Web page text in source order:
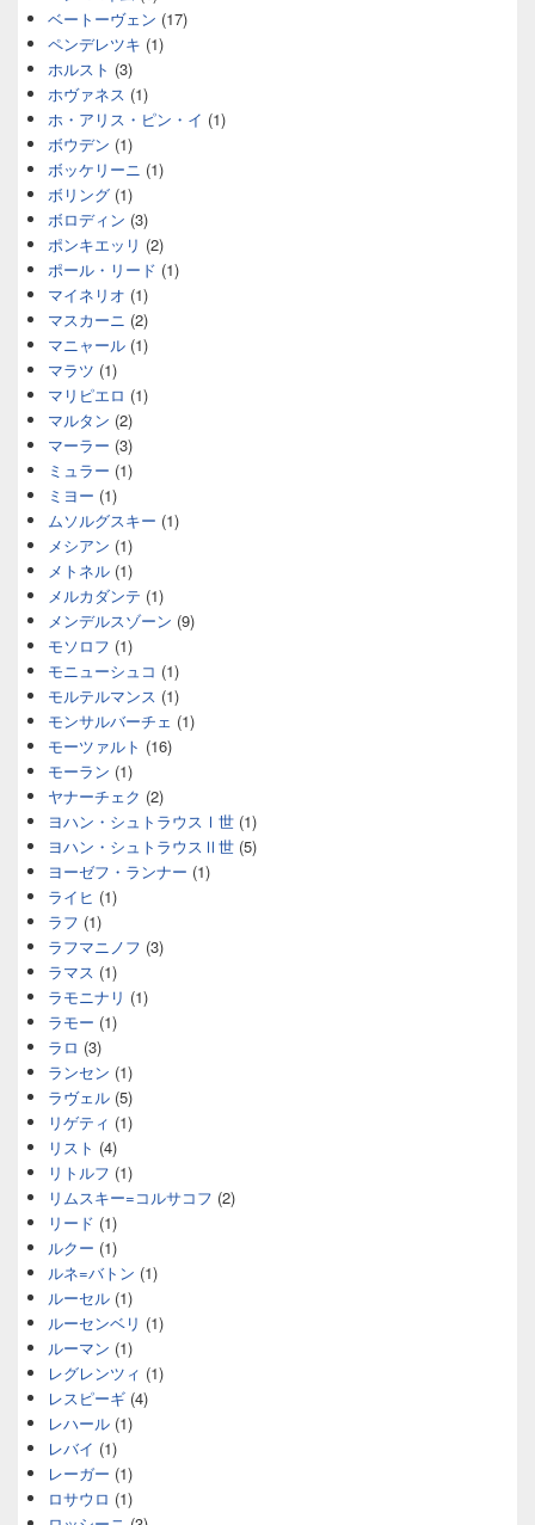
ベートーヴェン (17)
ペンデレツキ (1)
ホルスト (3)
ホヴァネス (1)
ホ・アリス・ピン・イ (1)
ボウデン (1)
ボッケリーニ (1)
ボリング (1)
ボロディン (3)
ポンキエッリ (2)
ポール・リード (1)
マイネリオ (1)
マスカーニ (2)
マニャール (1)
マラツ (1)
マリピエロ (1)
マルタン (2)
マーラー (3)
ミュラー (1)
ミヨー (1)
ムソルグスキー (1)
メシアン (1)
メトネル (1)
メルカダンテ (1)
メンデルスゾーン (9)
モソロフ (1)
モニューシュコ (1)
モルテルマンス (1)
モンサルバーチェ (1)
モーツァルト (16)
モーラン (1)
ヤナーチェク (2)
ヨハン・シュトラウスⅠ世 (1)
ヨハン・シュトラウスⅡ世 (5)
ヨーゼフ・ランナー (1)
ライヒ (1)
ラフ (1)
ラフマニノフ (3)
ラマス (1)
ラモニナリ (1)
ラモー (1)
ラロ (3)
ランセン (1)
ラヴェル (5)
リゲティ (1)
リスト (4)
リトルフ (1)
リムスキー=コルサコフ (2)
リード (1)
ルクー (1)
ルネ=バトン (1)
ルーセル (1)
ルーセンベリ (1)
ルーマン (1)
レグレンツィ (1)
レスピーギ (4)
レハール (1)
レバイ (1)
レーガー (1)
ロサウロ (1)